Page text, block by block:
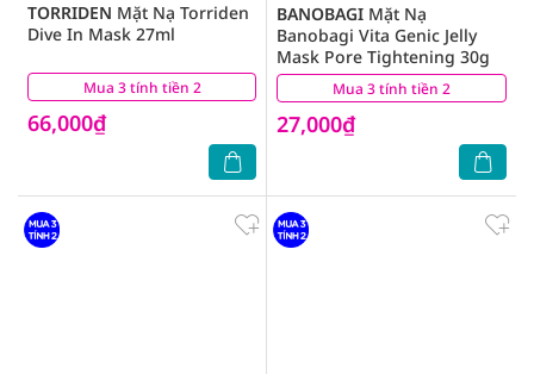
Mua 3 tính tiền 2
TORRIDEN Mặt Nạ Torriden
Dive In Mask 27ml
66,000₫
(0) Mua 3 tính tiền 2
BANOBAGI Mặt Nạ
Banobagi Vita Genic Jelly
Mask Pore Tightening 30g
27,000₫
(0)